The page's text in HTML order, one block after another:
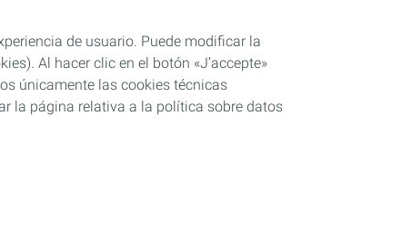
de usuario. Puede modificar la
Al hacer clic en el botón «J’accepte»
únicamente las cookies técnicas
la página relativa a la política sobre datos